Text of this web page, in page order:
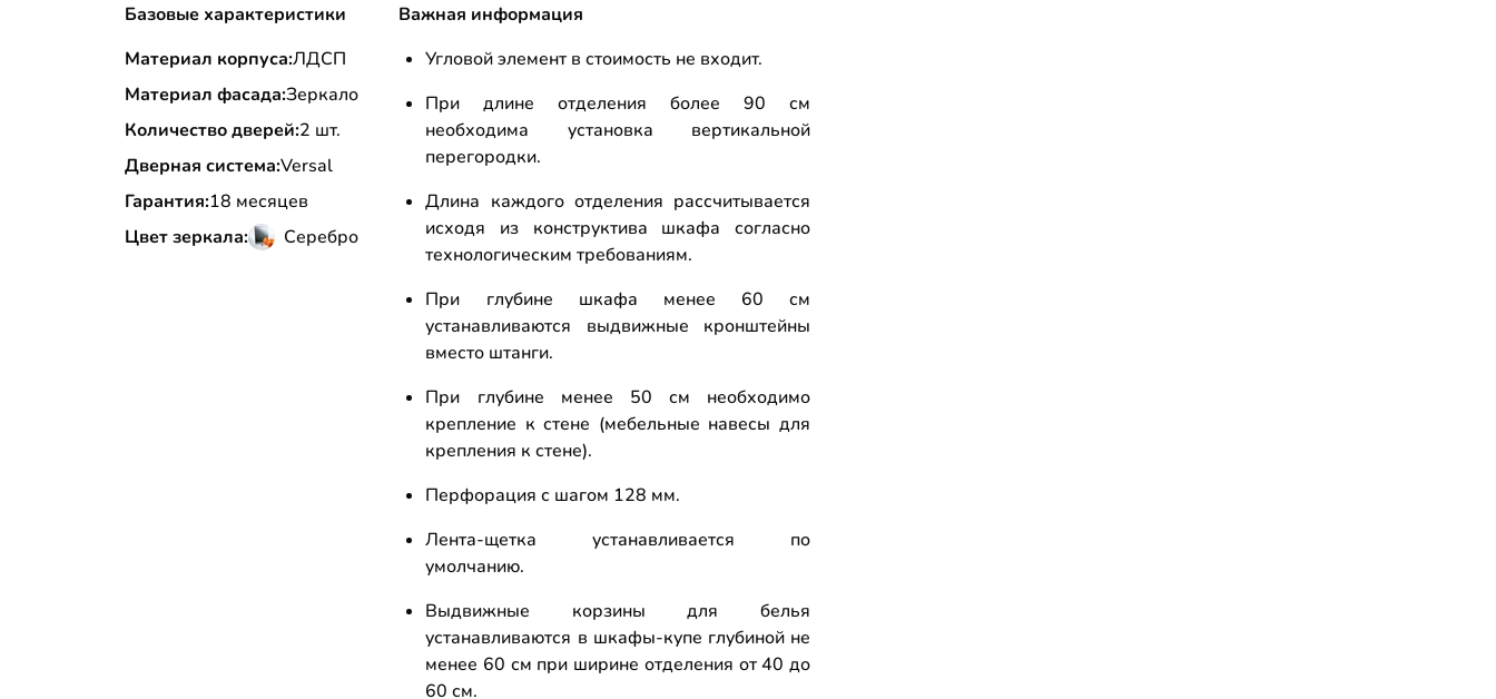
Базовые характеристики
Материал корпуса:ЛДСП
Материал фасада:Зеркало
Количество дверей:2 шт.
Дверная система:Versal
Гарантия:18 месяцев
Цвет зеркала:
Серебро
Важная информация
Угловой элемент в стоимость не входит.
При длине отделения более 90 см
необходима установка вертикальной
перегородки.
Длина каждого отделения рассчитывается
исходя из конструктива шкафа согласно
технологическим требованиям.
При глубине шкафа менее 60 см
устанавливаются выдвижные кронштейны
вместо штанги.
При глубине менее 50 см необходимо
крепление к стене (мебельные навесы для
крепления к стене).
Перфорация с шагом 128 мм.
Лента-щетка устанавливается по
умолчанию.
Выдвижные корзины для белья
устанавливаются в шкафы-купе глубиной не
менее 60 см при ширине отделения от 40 до
60 см.